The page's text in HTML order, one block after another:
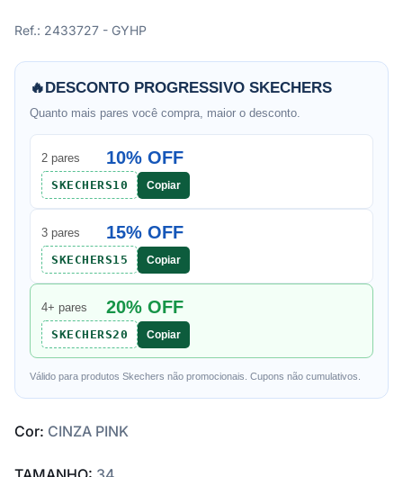
Ref.: 2433727 - GYHP
🔥DESCONTO PROGRESSIVO SKECHERS
Quanto mais pares você compra, maior o desconto.
2 pares 10% OFF
SKECHERS10 Copiar
3 pares 15% OFF
SKECHERS15 Copiar
4+ pares 20% OFF
SKECHERS20 Copiar
Válido para produtos Skechers não promocionais. Cupons não cumulativos.
Cor: CINZA PINK